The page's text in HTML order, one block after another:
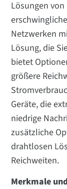
Lösungen
Netzwerken
Lösung, die
bietet
größere
Geräte, die
niedrige
zusätzliche
drahtlosen
Reichweiten.
Merkmale